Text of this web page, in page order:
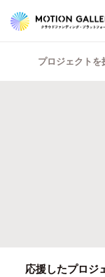
プロジェクトを
応援したプロジ